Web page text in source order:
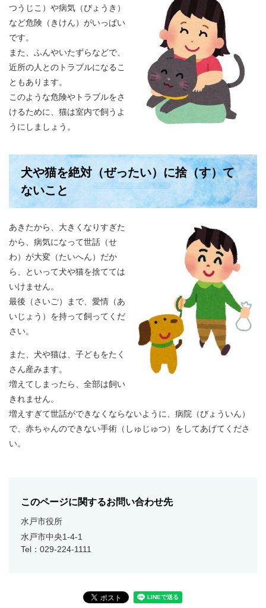
つうじこ）や病気（びょうき）
など危険（きけん）がいっぱい
です。
また、ふんやいたずらなどで、
近所の人とのトラブルになるこ
ともあります。
このような危険やトラブルをさ
けるために、猫は室内で飼うよ
うにしましょう。
犬や猫を絶対（ぜったい）に捨（す）て
ないこと
あきたから、大きくなりすぎた
から、病気になって世話（せ
わ）が大変（たいへん）だか
ら、といって犬や猫を捨てては
いけません。
最後（さいご）まで、愛情（あ
いじょう）を持って飼ってくだ
さい。
また、犬や猫は、子どもをたく
さん産みます。
増えてしまったら、全部は飼い
きれません。
増えすぎて世話ができなくならないように、病院（びょういん）
で、赤ちゃんのできない手術（しゅじゅつ）をしてあげてくださ
い。
このページに関するお問い合わせ先
水戸市役所
水戸市中央1-4-1
Tel：029-224-1111